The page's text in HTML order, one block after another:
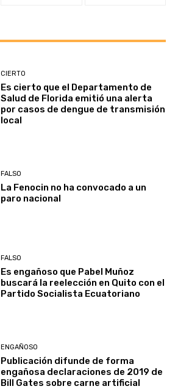
CIERTO
Es cierto que el Departamento de
Salud de Florida emitió una alerta
por casos de dengue de transmisión
local
FALSO
La Fenocin no ha convocado a un
paro nacional
FALSO
Es engañoso que Pabel Muñoz
buscará la reelección en Quito con el
Partido Socialista Ecuatoriano
ENGAÑOSO
Publicación difunde de forma
engañosa declaraciones de 2019 de
Bill Gates sobre carne artificial